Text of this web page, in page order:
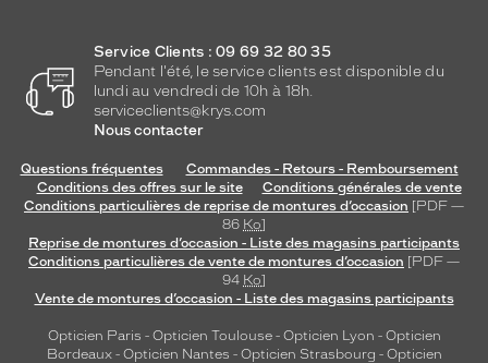
Service Clients : 09 69 32 80 35
Pendant l'été, le service clients est disponible du
lundi au vendredi de 10h à 18h.
serviceclients@krys.com
Nous contacter
Questions fréquentes
Commandes - Retours - Remboursement
Conditions des offres sur le site
Conditions générales de vente
Conditions particulières de reprise de montures d’occasion [PDF —
86 Ko]
Reprise de montures d’occasion - Liste des magasins participants
Conditions particulières de vente de montures d’occasion [PDF —
94 Ko]
Vente de montures d’occasion - Liste des magasins participants
Opticien Paris - Opticien Toulouse- Opticien Lyon - Opticien
Bordeaux- Opticien Nantes - Opticien Strasbourg - Opticien